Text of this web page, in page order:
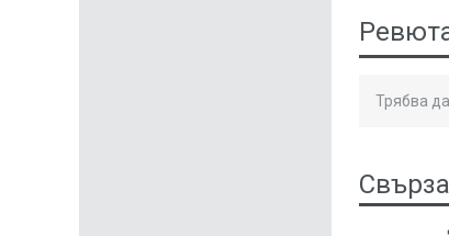
Трябва